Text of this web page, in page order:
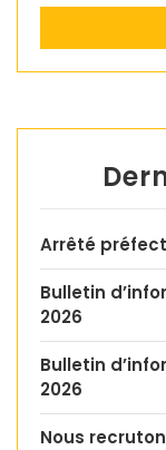
Arrêté
Bulletin
2026
Bulletin
2026
Nous